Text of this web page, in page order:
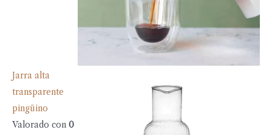
Jarra alta
transparente
pingüino
Valorado con 0